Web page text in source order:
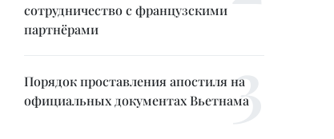
сотрудничество с французскими
партнёрами
Порядок проставления апостиля на
официальных документах Вьетнама